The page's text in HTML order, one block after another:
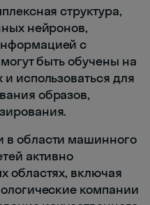
структура,
нейронов,
с
быть обучены на
использоваться для
образов,
в области машинного
активно
областях, включая
компании